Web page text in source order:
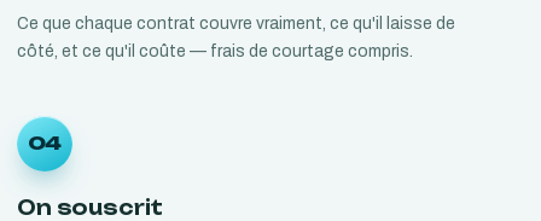
Ce que chaque contrat couvre vraiment, ce qu'il laisse de
côté, et ce qu'il coûte — frais de courtage compris.
04
On souscrit